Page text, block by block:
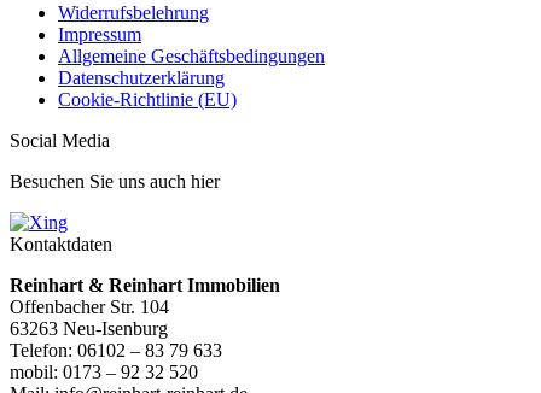
Widerrufsbelehrung
Impressum
Allgemeine Geschäftsbedingungen
Datenschutzerklärung
Cookie-Richtlinie (EU)
Social Media
Besuchen Sie uns auch hier
Kontaktdaten
Reinhart & Reinhart Immobilien
Offenbacher Str. 104
63263 Neu-Isenburg
Telefon: 06102 – 83 79 633
mobil: 0173 – 92 32 520